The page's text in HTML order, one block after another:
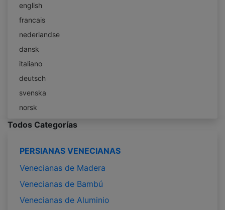
english
francais
nederlandse
dansk
italiano
deutsch
svenska
norsk
Todos Categorías
PERSIANAS VENECIANAS
Venecianas de Madera
Venecianas de Bambú
Venecianas de Aluminio